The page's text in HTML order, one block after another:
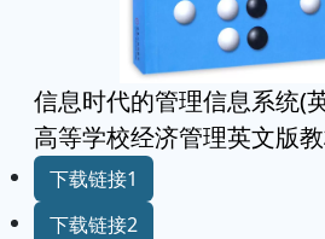
信息时代的管理信息系统(
高等学校经济管理英文版
下载链接1
下载链接2